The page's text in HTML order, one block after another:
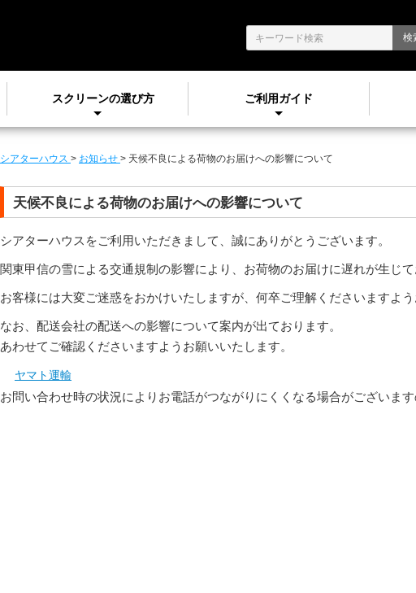
スクリーンの選び方 ご利用ガイド
検
シアターハウス > お知らせ > 天候不良による荷物のお届けへの影響について
天候不良による荷物のお届けへの影響について
シアターハウスをご利用いただきまして、誠にありがとうございます。
関東甲信の雪による交通規制の影響により、お荷物のお届けに遅れが生じて
お客様には大変ご迷惑をおかけいたしますが、何卒ご理解くださいますよう
なお、配送会社の配送への影響について案内が出ております。
あわせてご確認くださいますようお願いいたします。
ヤマト運輸
お問い合わせ時の状況によりお電話がつながりにくくなる場合がございま